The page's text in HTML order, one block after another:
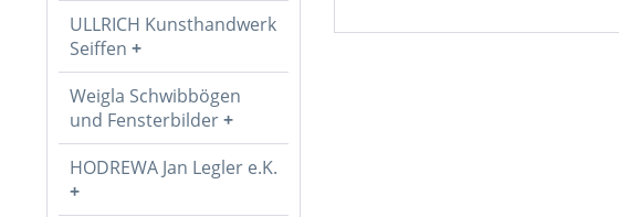
ULLRICH Kunsthandwerk
Seiffen
Weigla Schwibbögen
und Fensterbilder
HODREWA Jan Legler e.K.